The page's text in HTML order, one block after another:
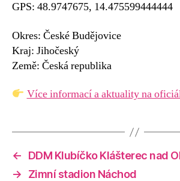
GPS: 48.9747675, 14.475599444444
Okres: České Budějovice
Kraj: Jihočeský
Země: Česká republika
Více informací a aktuality na
←
DDM Klubíčko Klášterec nad
→
Zimní stadion Náchod